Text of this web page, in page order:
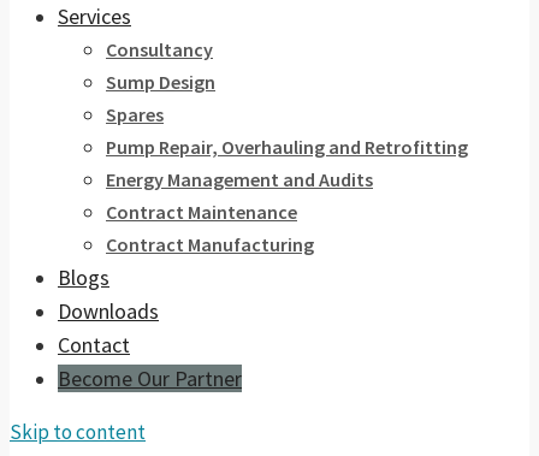
Services
Consultancy
Sump Design
Spares
Pump Repair, Overhauling and Retrofitting
Energy Management and Audits
Contract Maintenance
Contract Manufacturing
Blogs
Downloads
Contact
Become Our Partner
Skip to content